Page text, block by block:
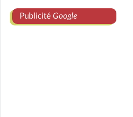
Publicité Google